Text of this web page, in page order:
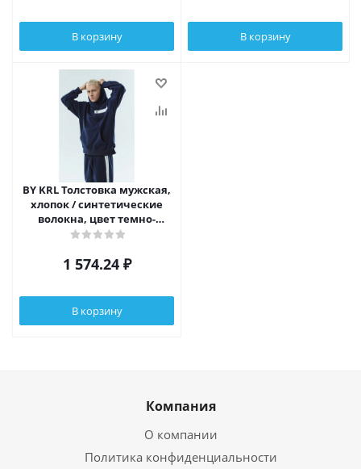
В корзину В корзину
BY KRL Толстовка мужская,
хлопок / синтетические
волокна, цвет темно-
синий, размер M
1 574.24₽
В корзину
Компания
О компании
Политика конфиденциальности